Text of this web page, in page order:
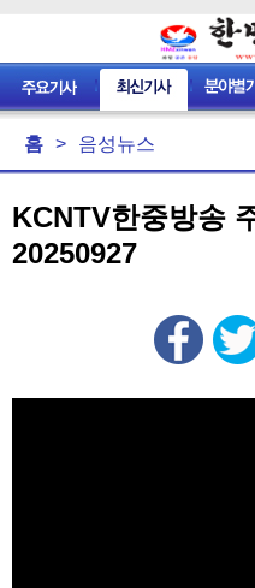
홈 > 음성뉴스
KCNTV한중방송
20250927